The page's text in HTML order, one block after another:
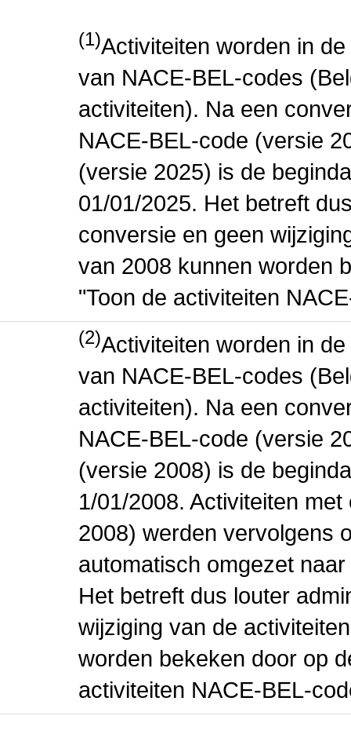
(1)Activiteiten worden in
van NACE-BEL-codes
activiteiten). Na een
NACE-BEL-code (versie
(versie 2025) is de
01/01/2025. Het betreft
conversie en geen
van 2008 kunnen worden
"Toon de activiteiten
(2)Activiteiten worden in
van NACE-BEL-codes
activiteiten). Na een
NACE-BEL-code (versie
(versie 2008) is de
1/01/2008. Activiteiten
2008) werden vervolgens
automatisch omgezet
Het betreft dus louter
wijziging van de
worden bekeken door op
activiteiten NACE-BEL-